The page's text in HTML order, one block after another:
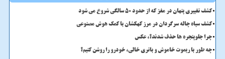
کشف تغییری پنهان در مغز که از حدود 50 سالگی شروع می شود
کشف سیاه چاله سرگردان در مرز کهکشان با کمک هوش مصنوعی
چرا جلوپنجره ها حذف شدند؟، عکس
چه طور با ریموت خاموش و باتری خالی، خودرو را روشن کنیم؟